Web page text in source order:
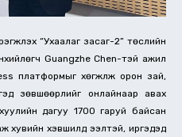
“Ухаалаг засаг-2” төслийн
Guangzhe Chen-тэй ажил
платформыг хөгжүүлж орон зай,
зөвшөөрлийг онлайнаар авах
хуулийн дагуу 1700 гаруй байсан
хувийн хэвшилд ээлтэй, иргэдэд